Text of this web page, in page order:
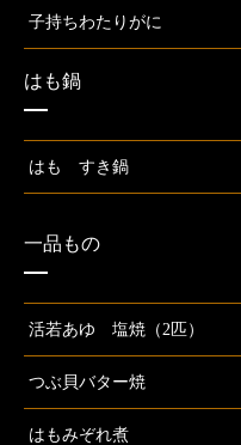
子持ちわたりがに
はも鍋
はも すき鍋
一品もの
活若あゆ 塩焼（2匹）
つぶ貝バター焼
はもみぞれ煮